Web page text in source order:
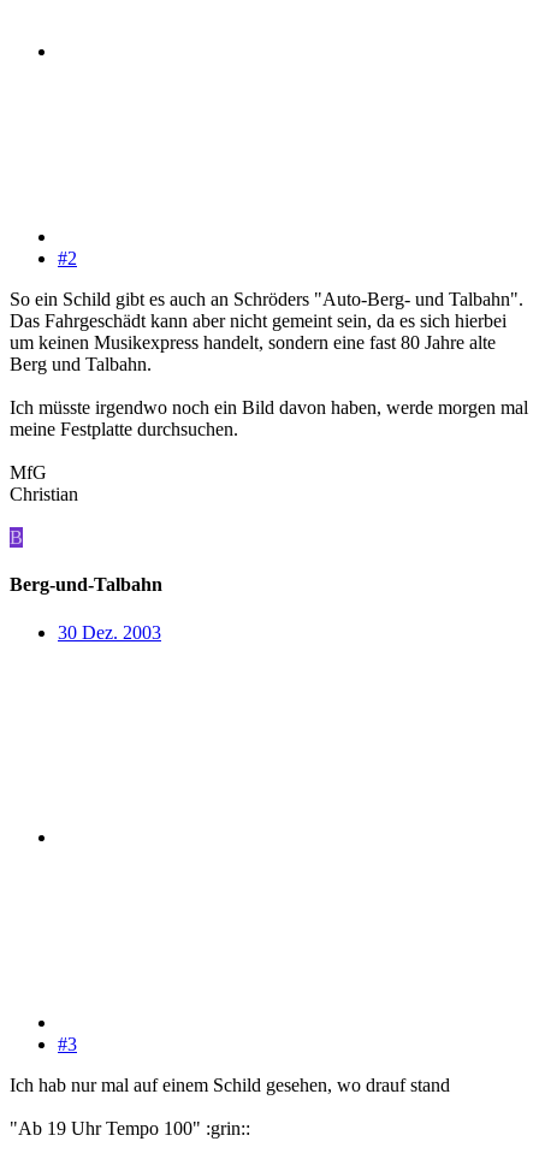
#2
So ein Schild gibt es auch an Schröders "Auto-Berg- und Talbahn".
Das Fahrgeschädt kann aber nicht gemeint sein, da es sich hierbei
um keinen Musikexpress handelt, sondern eine fast 80 Jahre alte
Berg und Talbahn.
Ich müsste irgendwo noch ein Bild davon haben, werde morgen mal
meine Festplatte durchsuchen.
MfG
Christian
B
Berg-und-Talbahn
30 Dez. 2003
#3
Ich hab nur mal auf einem Schild gesehen, wo drauf stand
"Ab 19 Uhr Tempo 100" :grin::